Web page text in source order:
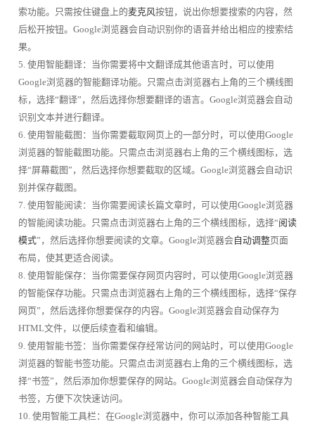
索功能。只需按住键盘上的麦克风 按钮，说出你想要搜索的内容，然
后松开按钮。Google浏览器会自动识别你的语音并给出相应的搜索结
果。
5. 使用智能翻译：当你需要将中文翻译成其他语言时，可以使用
Google浏览器的智能翻译功能。只需点击浏览器右上角的三个横线图
标，选择“翻译”，然后选择你想要翻译的语言。Google浏览器会自动
识别文本并进行翻译。
6. 使用智能截图：当你需要截取网页上的一部分时，可以使用Google
浏览器的智能截图功能。只需点击浏览器右上角的三个横线图标，选
择“屏幕截图”，然后选择你想要截取的区域。Google浏览器会自动识
别并保存截图。
7. 使用智能阅读：当你需要阅读长篇文章时，可以使用Google浏览器
的智能阅读功能。只需点击浏览器右上角的三个横线图标，选择“阅读
模式”，然后选择你想要阅读的文章。Google浏览器会自动调整页面
布局，使其更适合阅读。
8. 使用智能保存：当你需要保存网页内容时，可以使用Google浏览器
的智能保存功能。只需点击浏览器右上角的三个横线图标，选择“保存
网页”，然后选择你想要保存的内容。Google浏览器会自动保存为
HTML文件，以便后续查看和编辑。
9. 使用智能书签：当你需要保存经常访问的网站时，可以使用Google
浏览器的智能书签功能。只需点击浏览器右上角的三个横线图标，选
择“书签”，然后添加你想要保存的网站。Google浏览器会自动保存为
书签，方便下次快速访问。
10. 使用智能工具栏：在Google浏览器中，你可以添加各种智能工具